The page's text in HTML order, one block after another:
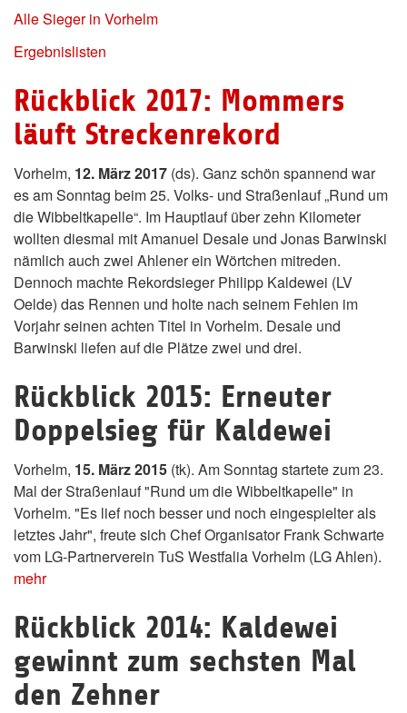
Alle Sieger in Vorhelm
Ergebnislisten
Rückblick 2017: Mommers
läuft Streckenrekord
Vorhelm, 12. März 2017 (ds). Ganz schön spannend war
es am Sonntag beim 25. Volks- und Straßenlauf „Rund um
die Wibbeltkapelle“. Im Hauptlauf über zehn Kilometer
wollten diesmal mit Amanuel Desale und Jonas Barwinski
nämlich auch zwei Ahlener ein Wörtchen mitreden.
Dennoch machte Rekordsieger Philipp Kaldewei (LV
Oelde) das Rennen und holte nach seinem Fehlen im
Vorjahr seinen achten Titel in Vorhelm. Desale und
Barwinski liefen auf die Plätze zwei und drei.
Rückblick 2015: Erneuter
Doppelsieg für Kaldewei
Vorhelm, 15. März 2015 (tk). Am Sonntag startete zum 23.
Mal der Straßenlauf "Rund um die Wibbeltkapelle" in
Vorhelm. "Es lief noch besser und noch eingespielter als
letztes Jahr", freute sich Chef Organisator Frank Schwarte
vom LG-Partnerverein TuS Westfalia Vorhelm (LG Ahlen).
mehr
Rückblick 2014: Kaldewei
gewinnt zum sechsten Mal
den Zehner